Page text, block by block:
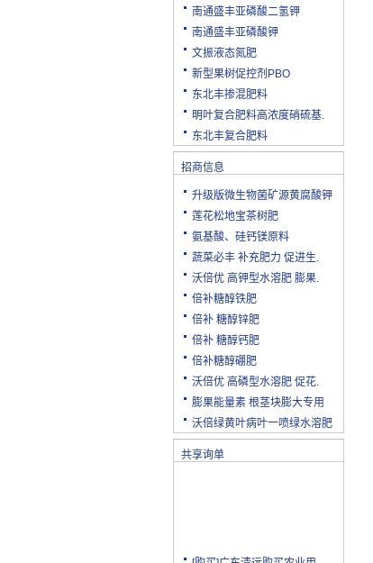
南通盛丰亚磷酸二氢钾
南通盛丰亚磷酸钾
文振液态氮肥
新型果树促控剂PBO
东北丰掺混肥料
明叶复合肥料高浓度硝硫基.
东北丰复合肥料
招商信息
升级版微生物菌矿源黄腐酸钾
莲花松地宝茶树肥
氨基酸、硅钙镁原料
蔬菜必丰 补充肥力 促进生.
沃倍优 高钾型水溶肥 膨果.
倍补糖醇铁肥
倍补 糖醇锌肥
倍补 糖醇钙肥
倍补糖醇硼肥
沃倍优 高磷型水溶肥 促花.
膨果能量素 根茎块膨大专用
沃倍绿黄叶病叶一喷绿水溶肥
共享询单
[购买]广东清远购买农业用.